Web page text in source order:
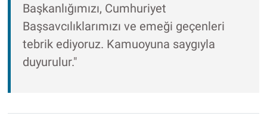
Başkanlığımızı, Cumhuriyet
Başsavcılıklarımızı ve emeği geçenleri
tebrik ediyoruz. Kamuoyuna saygıyla
duyurulur."